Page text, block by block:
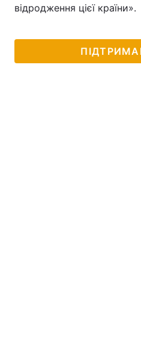
відродження цієї країни».